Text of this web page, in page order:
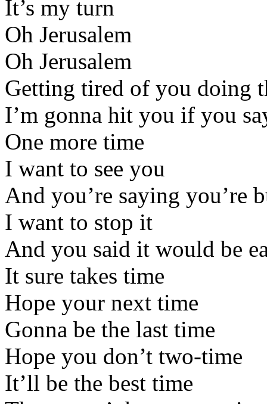
It’s my turn
Oh Jerusalem
Oh Jerusalem
Getting tired of you doing
I’m gonna hit you if you
One more time
I want to see you
And you’re saying you’re
I want to stop it
And you said it would be
It sure takes time
Hope your next time
Gonna be the last time
Hope you don’t two-time
It’ll be the best time